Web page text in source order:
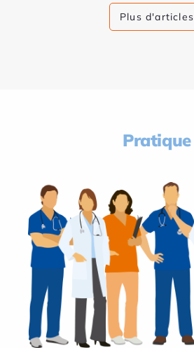
Plus d'articles
Pratique